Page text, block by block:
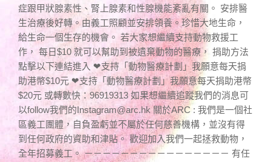
症跟甲狀腺素性、腎上腺素和性腺機能紊亂有關。 安排醫
生治療後好轉。由義工照顧並安排領養。珍惜大地生命，
給生命一個生存的機會。 若大家想繼續支持動物救援工
作， 每日$10 就可以幫助到被遺棄動物的醫療， 捐助方法
點擊以下連結進入 ❤支持「動物醫療計劃」我願意每天捐
助港幣$10元 ❤支持「動物醫療計劃」我願意每天捐助港幣
$20元 或轉數快：96919313 如果想繼續追蹤我們的消息可
以follow我們的Instagram@arc.hk關於ARC : 我們是一個社
區義工團體，自負盈虧並不屬於任何慈善機構，並沒有得
到任何政府的資助和津貼。 歡迎加入我們一起拯救動物，
全年招募義工。 －－－－－－－－－－－－－－－－ 有任